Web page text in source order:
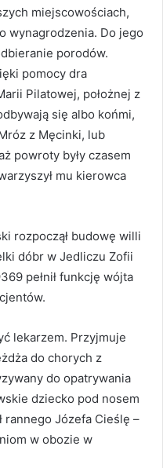
miejscowościach,
wynagrodzenia. Do jego
porodów.
pomocy dra
Pilatowej, położnej z
się albo końmi,
z Męcinki, lub
powroty były czasem
mu kierowca
rozpoczął budowę willi
dóbr w Jedliczu Zofii
pełnił funkcję wójta
lekarzem. Przyjmuje
do chorych z
do opatrywania
dziecko pod nosem
rannego Józefa Cieślę –
w obozie w